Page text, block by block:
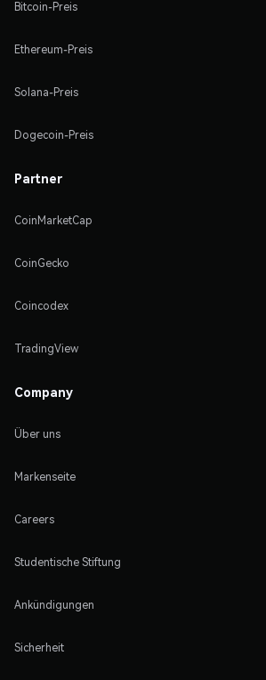
Bitcoin-Preis
Ethereum-Preis
Solana-Preis
Dogecoin-Preis
Partner
CoinMarketCap
CoinGecko
Coincodex
TradingView
Company
Über uns
Markenseite
Careers
Studentische Stiftung
Ankündigungen
Sicherheit